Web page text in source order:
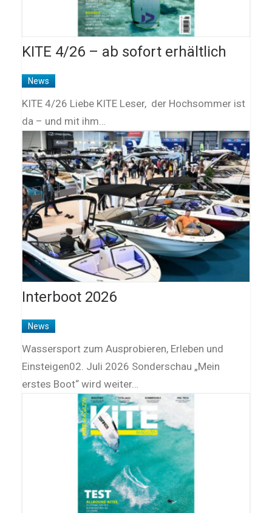
KITE 4/26 – ab sofort erhältlich
News
KITE 4/26 Liebe KITE Leser, der Hochsommer ist
da – und mit ihm…
Interboot 2026
News
Wassersport zum Ausprobieren, Erleben und
Einsteigen02. Juli 2026 Sonderschau „Mein
erstes Boot“ wird weiter…